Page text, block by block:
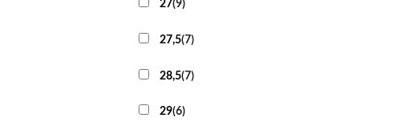
27(9)
27,5(7)
28,5(7)
29(6)